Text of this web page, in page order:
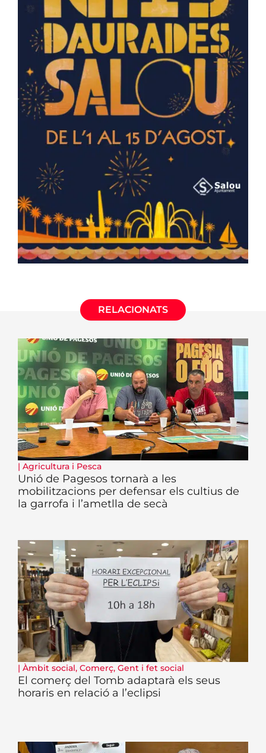
RELACIONATS
| Agricultura i Pesca
Unió de Pagesos tornarà a les
mobilitzacions per defensar els cultius de
la garrofa i l’ametlla de secà
| Àmbit social, Comerç, Gent i fet social
El comerç del Tomb adaptarà els seus
horaris en relació a l’eclipsi